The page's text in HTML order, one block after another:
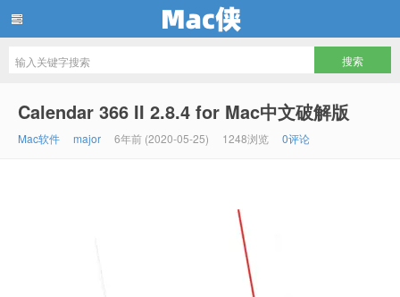
Calendar 366 II 2.8.4 for Mac中文破解版
Mac软件 major 6年前 (2020-05-25) 1248浏览 0评论